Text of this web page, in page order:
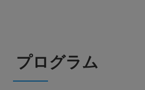
プログラム